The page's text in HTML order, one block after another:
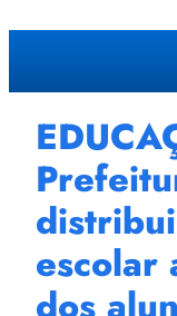
u
a
escolar